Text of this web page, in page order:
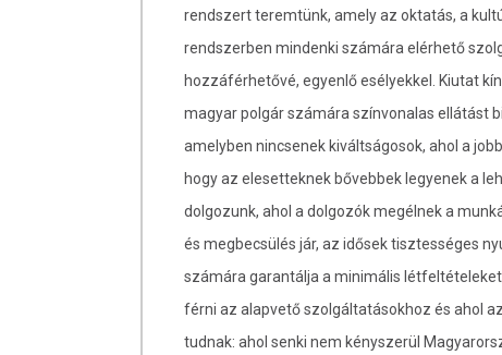
rendszert teremtünk, amely az oktatás, a
rendszerben mindenki számára elérhető
hozzáférhetővé, egyenlő esélyekkel. Kiutat
magyar polgár számára színvonalas ellátást
amelyben nincsenek kiváltságosok, ahol a
hogy az elesetteknek bővebbek legyenek a
dolgozunk, ahol a dolgozók megélnek a
és megbecsülés jár, az idősek tisztességes
számára garantálja a minimális
férni az alapvető szolgáltatásokhoz és ahol
tudnak: ahol senki nem kényszerül